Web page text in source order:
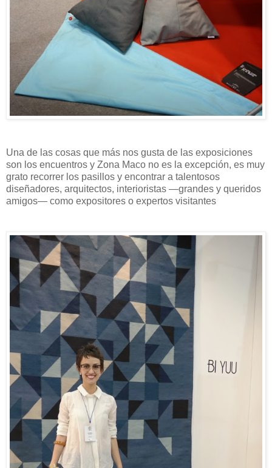
Una de las cosas que más nos gusta de las exposiciones
son los encuentros y Zona Maco no es la excepción, es muy
grato recorrer los pasillos y encontrar a talentosos
diseñadores, arquitectos, interioristas —grandes y queridos
amigos— como expositores o expertos visitantes